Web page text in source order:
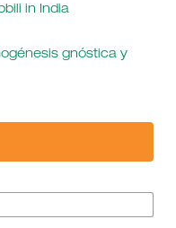
in India
gnóstica y